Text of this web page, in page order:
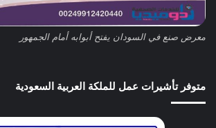
معرض صنع في السودان يفتح أبوابه أمام الجمهور
متوفر تأشيرات عمل للملكة العربية السعودية